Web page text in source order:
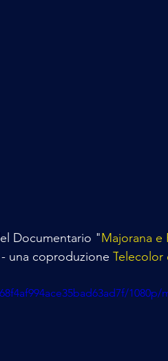
Documentario "Majorana e
una coproduzione Telecolor